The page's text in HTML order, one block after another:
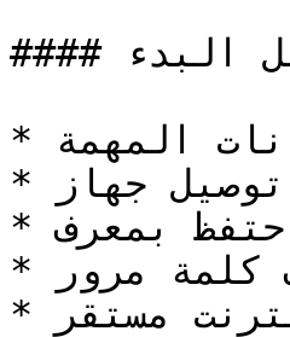
#### قبل البدء
* قم بعمل نسخة احتياطية من جميع البيانات المهمة
* تأكد من توصيل جهاز Mac بالطاقة
* احتفظ بمعرف Apple وكلمة المرور في متناول اليد
* اعرف كلمة مرور Mac الحالية الخاصة بك
* تأكد من وجود اتصال إنترنت مستقر